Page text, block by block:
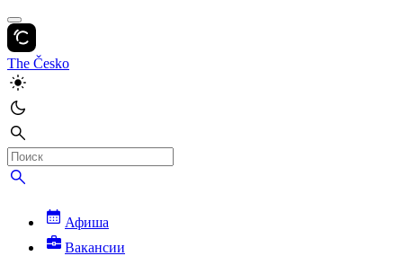
The Česko
Афиша
Вакансии